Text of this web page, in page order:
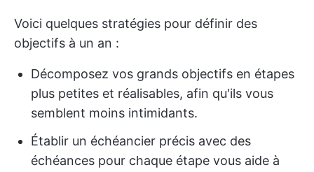
Voici quelques stratégies pour définir des
objectifs à un an :
Décomposez vos grands objectifs en étapes
plus petites et réalisables, afin qu'ils vous
semblent moins intimidants.
Établir un échéancier précis avec des
échéances pour chaque étape vous aide à